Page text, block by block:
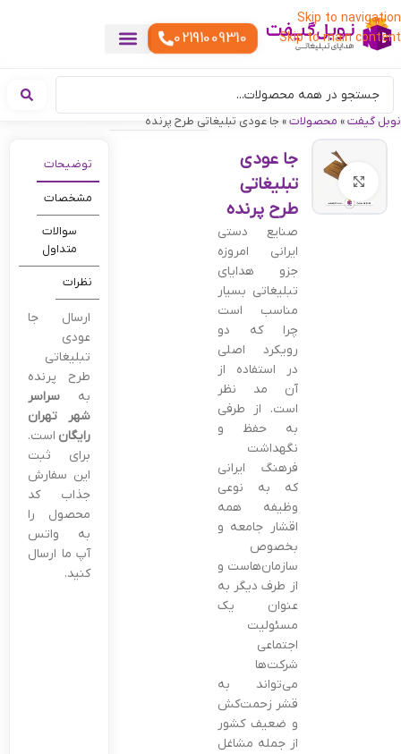
Skip to navigation
Skip to main content
02191009310
نوبل گیفت» محصولات» جا عودی تبلیغاتی طرح پرنده
بزرگنمایی تصویر
جا عودی
تبلیغاتی
طرح پرنده
صنایع دستی
ایرانی امروزه
جزو هدایای
تبلیغاتی بسیار
مناسب است
چرا که دو
رویکرد اصلی
در استفاده از
آن مد نظر
است. از طرفی
به حفظ و
نگهداشت
فرهنگ ایرانی
که به نوعی
وظیفه همه
اقشار جامعه و
بخصوص
سازمان‌هاست و
از طرف دیگر به
عنوان یک
مسئولیت
اجتماعی
شرکت‌ها
می‌تواند به
قشر زحمت‌کش
و ضعیف کشور
از جمله مشاغل
توضیحات
مشخصات
سوالات
متداول
نظرات
ارسال جا
عودی
تبلیغاتی
طرح پرنده
به سراسر
شهر تهران
رایگان است.
برای ثبت
این سفارش
جذاب کد
محصول را
به واتس
آپ ما ارسال
کنید.